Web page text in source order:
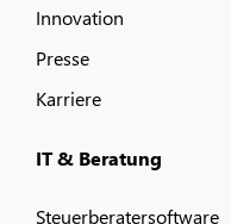
Innovation
Presse
Karriere
IT & Beratung
Steuerberatersoftware